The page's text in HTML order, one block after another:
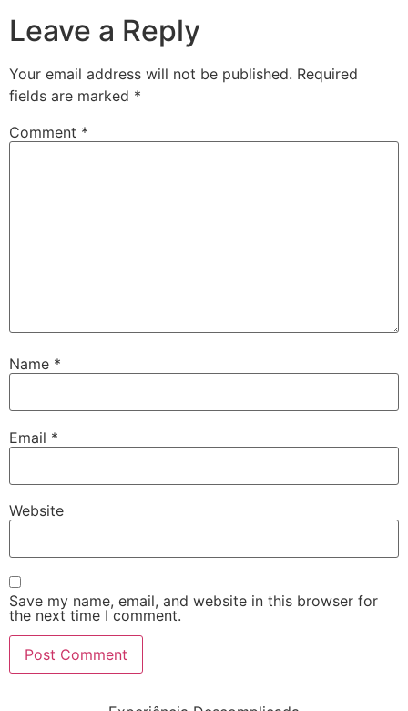
Leave a Reply
Your email address will not be published. Required
fields are marked *
Comment *
Name *
Email *
Website
Save my name, email, and website in this browser for
the next time I comment.